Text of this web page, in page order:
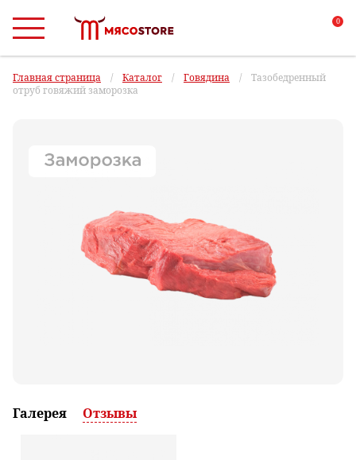
0
Главная страница / Каталог / Говядина / Тазобедренный
отруб говяжий заморозка
Галерея Отзывы